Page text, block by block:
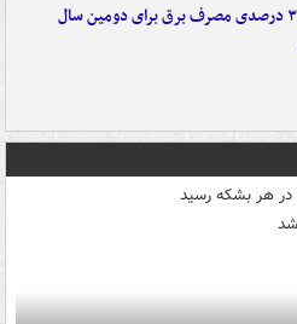
کاهش ۳ درصدی مصرف برق برای دومین سال